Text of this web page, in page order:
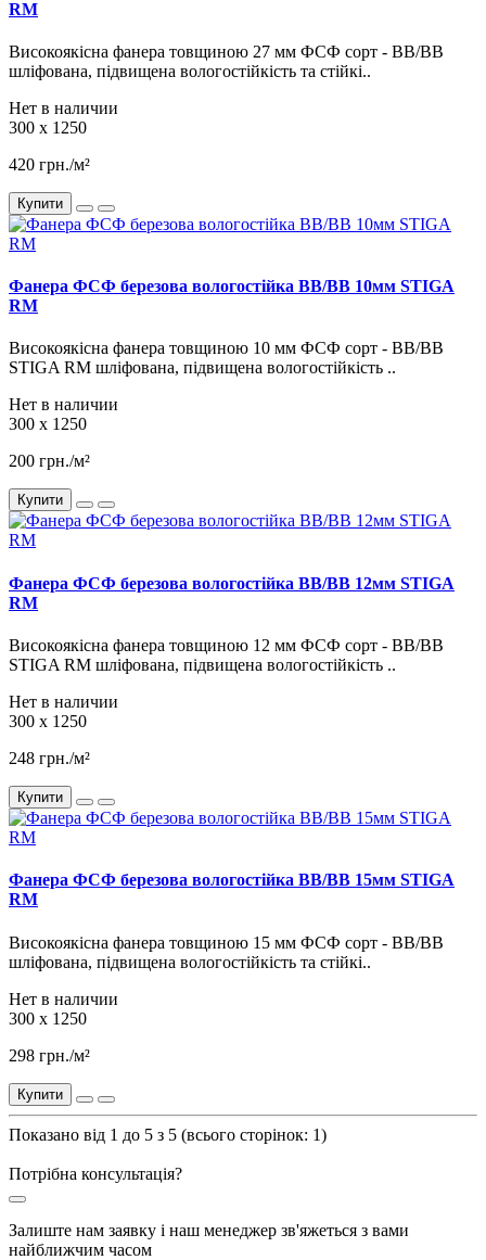
RM
Високоякісна фанера товщиною 27 мм ФСФ ​​сорт - BB/BB
шліфована, підвищена вологостійкість та стійкі..
Нет в наличии
300 x 1250
420 грн./м²
Купити
Фанера ФСФ березова вологостійка BB/BB 10мм STIGA
RM
Високоякісна фанера товщиною 10 мм ФСФ ​​сорт - BB/BB
STIGA RM шліфована, підвищена вологостійкість ..
Нет в наличии
300 x 1250
200 грн./м²
Купити
Фанера ФСФ березова вологостійка BB/BB 12мм STIGA
RM
Високоякісна фанера товщиною 12 мм ФСФ ​​сорт - BB/BB
STIGA RM шліфована, підвищена вологостійкість ..
Нет в наличии
300 x 1250
248 грн./м²
Купити
Фанера ФСФ березова вологостійка BB/BB 15мм STIGA
RM
Високоякісна фанера товщиною 15 мм ФСФ ​​сорт - BB/BB
шліфована, підвищена вологостійкість та стійкі..
Нет в наличии
300 x 1250
298 грн./м²
Купити
Показано від 1 до 5 з 5 (всього сторінок: 1)
Потрібна консультація?
Залиште нам заявку і наш менеджер зв'яжеться з вами
найближчим часом